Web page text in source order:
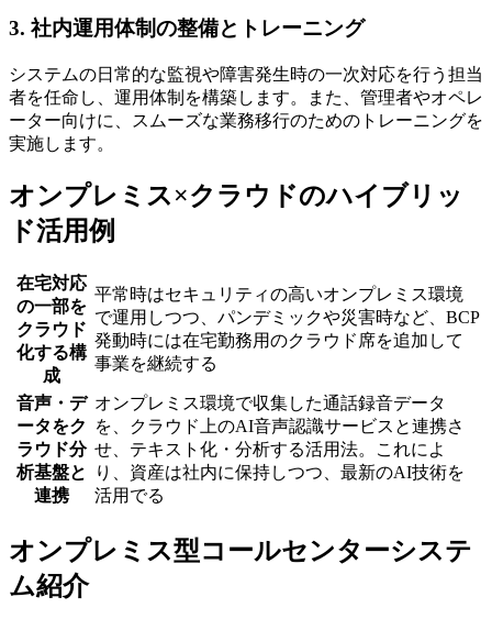
3. 社内運用体制の整備とトレーニング
システムの日常的な監視や障害発生時の一次対応を行う担当
者を任命し、運用体制を構築します。また、管理者やオペレ
ーター向けに、スムーズな業務移行のためのトレーニングを
実施します。
オンプレミス×クラウドのハイブリッ
ド活用例
在宅対応
の一部を
クラウド
化する構
成
平常時はセキュリティの高いオンプレミス環境
で運用しつつ、パンデミックや災害時など、BCP
発動時には在宅勤務用のクラウド席を追加して
事業を継続する
音声・デ
ータをク
ラウド分
析基盤と
連携
オンプレミス環境で収集した通話録音データ
を、クラウド上のAI音声認識サービスと連携さ
せ、テキスト化・分析する活用法。これによ
り、資産は社内に保持しつつ、最新のAI技術を
活用でる
オンプレミス型コールセンターシステ
ム紹介